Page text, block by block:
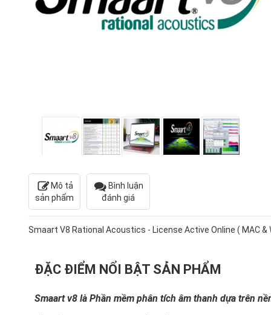
Mô tả
sản phẩm
Bình luận
đánh giá
Smaart V8 Rational Acoustics - License Active Online ( MAC &
ĐẶC ĐIỂM NỔI BẬT SẢN PHẨM
Smaart v8 là Phần mềm phân tích âm thanh dựa trên